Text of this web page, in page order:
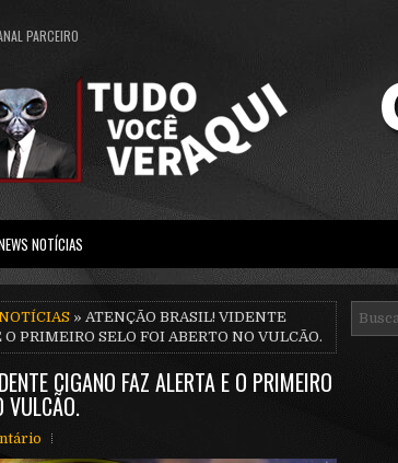
PARCEIRO
NOTÍCIAS
» ATENÇÃO BRASIL! VIDENTE
O PRIMEIRO SELO FOI ABERTO NO VULCÃO.
CIGANO FAZ ALERTA E O PRIMEIRO
VULCÃO.